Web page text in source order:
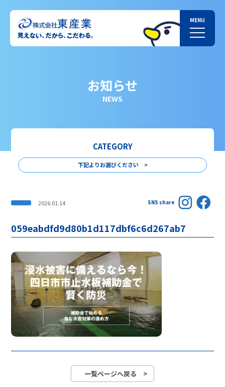
お知らせ
NEWS
CATEGORY
下記よりお選びください >
2026.01.14 SNS share
059eabdfd9d80b1d117dbf6c6d267ab7
一覧ページへ戻る >